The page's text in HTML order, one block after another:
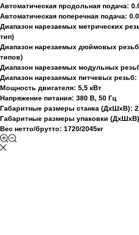
Автоматическая продольная подача:
Автоматическая поперечная подача:
Диапазон нарезаемых метрических
тип)
Диапазон нарезаемых дюймовых
типов)
Диапазон нарезаемых модульных
Диапазон нарезаемых питчевых резьб:
Мощность двигателя: 5,5 кВт
Напряжение питания: 380 В, 50 Гц
Габаритные размеры станка (ДхШхВ):
Габаритные размеры упаковки
Вес нетто/брутто: 1720/2045кг